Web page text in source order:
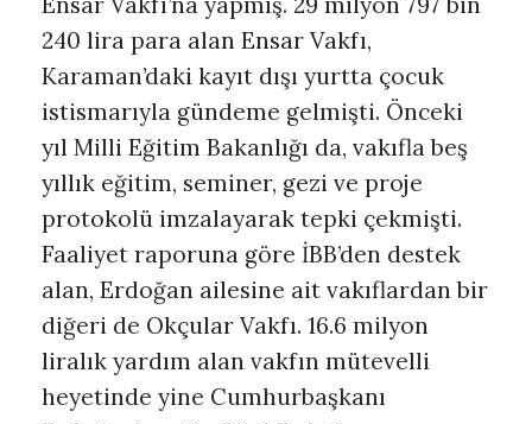
240 lira para alan Ensar Vakfı,
Karaman’daki kayıt dışı yurtta çocuk
istismarıyla gündeme gelmişti. Önceki
yıl Milli Eğitim Bakanlığı da, vakıfla beş
yıllık eğitim, seminer, gezi ve proje
protokolü imzalayarak tepki çekmişti.
Faaliyet raporuna göre İBB’den destek
alan, Erdoğan ailesine ait vakıflardan bir
diğeri de Okçular Vakfı. 16.6 milyon
liralık yardım alan vakfın mütevelli
heyetinde yine Cumhurbaşkanı